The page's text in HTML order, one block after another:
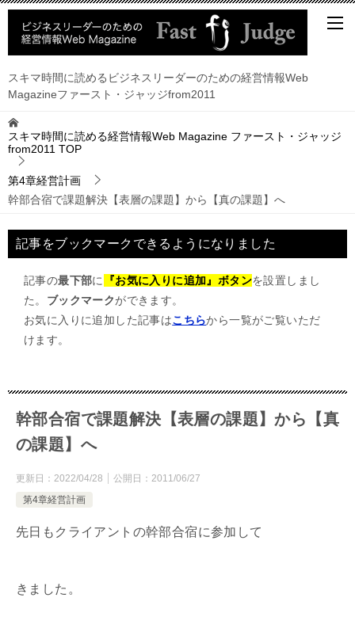
スキマ時間に読めるビジネスリーダーのための経営情報Web
Magazineファースト・ジャッジfrom2011
スキマ時間に読める経営情報Web Magazine ファースト・ジャッジ
from2011 TOP
第4章経営計画
幹部合宿で課題解決【表層の課題】から【真の課題】へ
記事をブックマークできるようになりました
記事の最下部に 『お気に入りに追加』ボタンを設置しまし
た。 ブックマークができます。
お気に入りに追加した記事はこちらから一覧がご覧いただ
けます。
幹部合宿で課題解決【表層の課題】から【真
の課題】へ
更新日： 2022/04/28 公開日： 2011/06/27
第4章経営計画
先日もクライアントの幹部合宿に参加して
きました。